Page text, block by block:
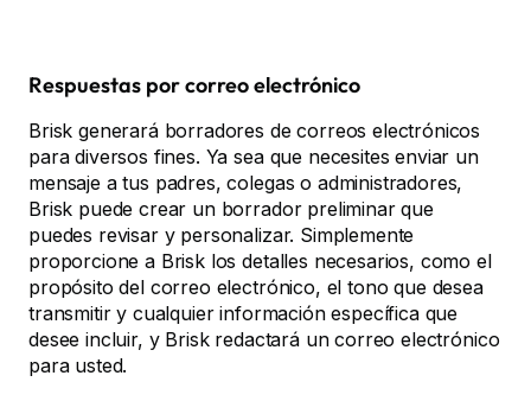
Respuestas por correo electrónico
Brisk generará borradores de correos electrónicos
para diversos fines. Ya sea que necesites enviar un
mensaje a tus padres, colegas o administradores,
Brisk puede crear un borrador preliminar que
puedes revisar y personalizar. Simplemente
proporcione a Brisk los detalles necesarios, como el
propósito del correo electrónico, el tono que desea
transmitir y cualquier información específica que
desee incluir, y Brisk redactará un correo electrónico
para usted.